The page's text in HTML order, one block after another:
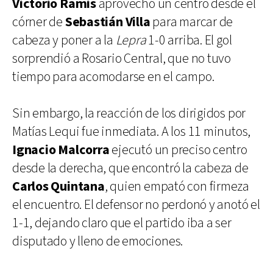
Victorio Ramisaprovechó un centro desde el
córner deSebastián Villapara marcar de
cabeza y poner a la Lepra1-0 arriba. El gol
sorprendió a Rosario Central, que no tuvo
tiempo para acomodarse en el campo.
Sin embargo, la reacción de los dirigidos por
Matías Lequi fue inmediata. A los 11 minutos,
Ignacio Malcorraejecutó un preciso centro
desde la derecha, que encontró la cabeza de
Carlos Quintana, quien empató con firmeza
el encuentro. El defensor no perdonó y anotó el
1-1, dejando claro que el partido iba a ser
disputado y lleno de emociones.